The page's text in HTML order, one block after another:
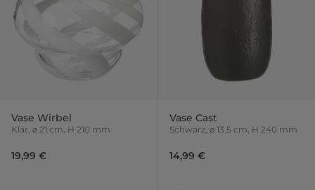
Vase Wirbel
Klar, ⌀ 21 cm, H 210 mm
19,99 €
Vase Cast
Schwarz, ⌀ 13.5 cm, H 240 mm
14,99 €